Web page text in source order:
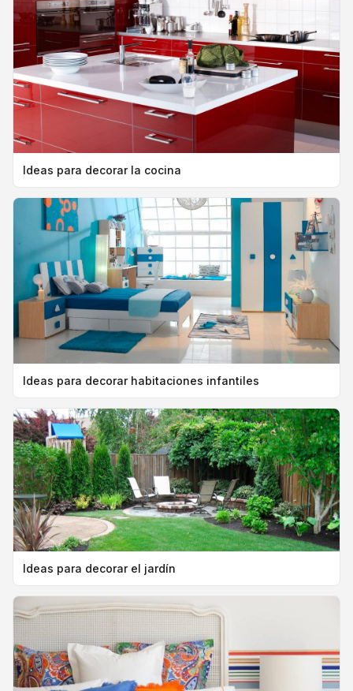
Ideas para decorar la cocina
Ideas para decorar habitaciones infantiles
Ideas para decorar el jardín